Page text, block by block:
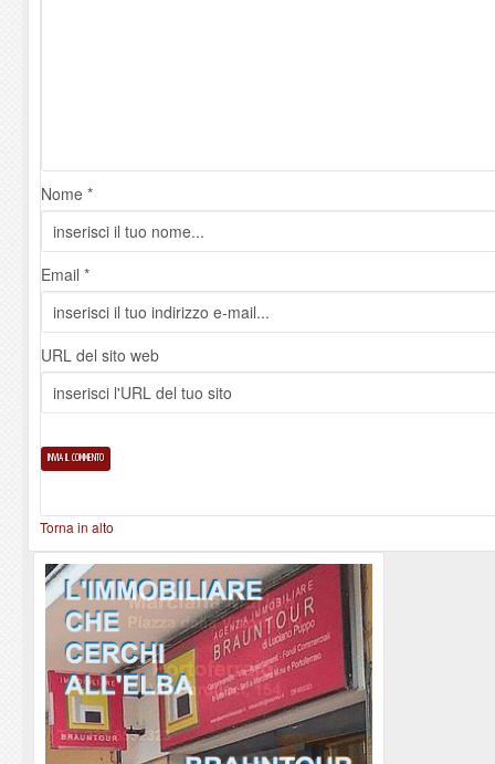
Nome *
Email *
URL del sito web
Torna in alto